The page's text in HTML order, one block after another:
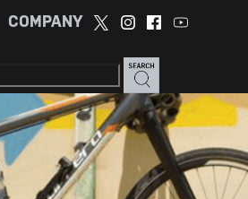
COMPANY